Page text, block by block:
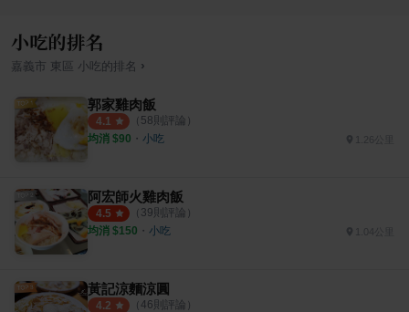
小吃的排名
嘉義市 東區 小吃 的排名 ›
郭家雞肉飯
4.1 （ 58則評論）
均消 $90 ・ 小吃
阿宏師火雞肉飯
4.5 （ 39則評論）
均消 $150 ・ 小吃 1.04公里
黃記涼麵涼圓
4.2 （ 46則評論）